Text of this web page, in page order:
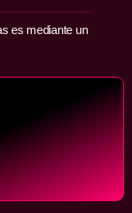
es mediante un